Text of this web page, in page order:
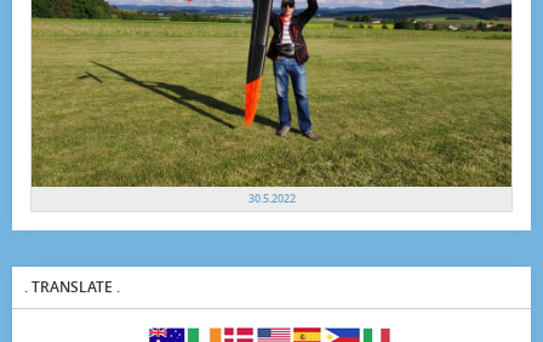
30.5.2022
. TRANSLATE .